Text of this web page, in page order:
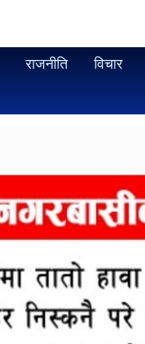
राजनीति विचार